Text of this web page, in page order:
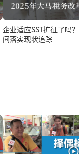
企业适应SST扩征了吗？ 2025年税务改革
间落实现状追踪